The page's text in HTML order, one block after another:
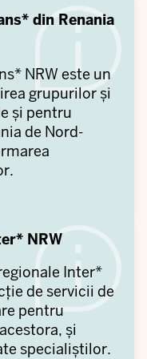
din Renania
NRW este un
grupurilor și
și pentru
de Nord-
NRW
Inter*
de servicii de
pentru
și
specialiștilor.